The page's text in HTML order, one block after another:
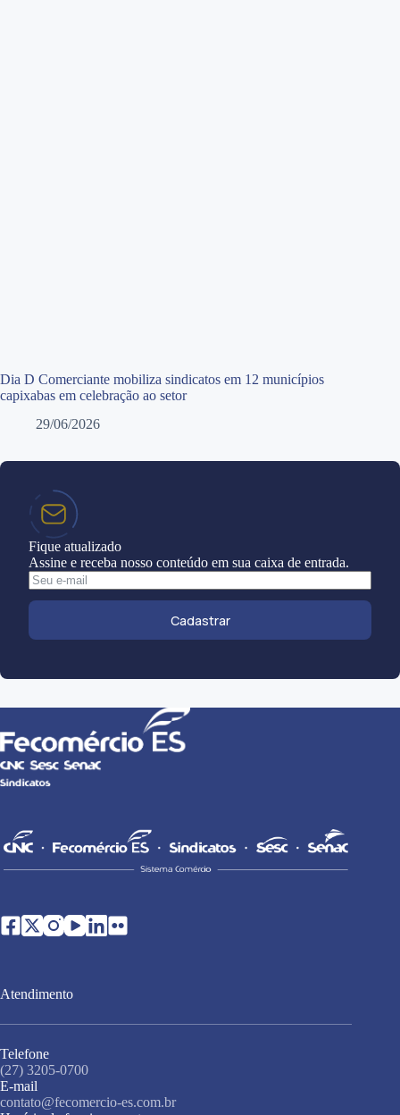
Dia D Comerciante mobiliza sindicatos em 12 municípios
capixabas em celebração ao setor
29/06/2026
Fique atualizado
Assine e receba nosso conteúdo em sua caixa de entrada.
Cadastrar
Atendimento
Telefone
(27) 3205-0700
E-mail
contato@fecomercio-es.com.br